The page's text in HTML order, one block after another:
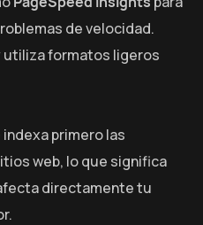
de velocidad.
utiliza formatos ligeros
primero las
web, lo que significa
directamente tu